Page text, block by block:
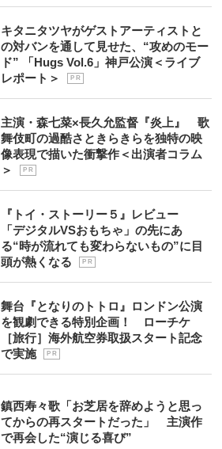
キタニタツヤがゲストアーティストと
の対バンを通して見せた、“攻めのモー
ド” 「Hugs Vol.6」神戸公演＜ライブ
レポート＞
P R
主演・森七菜×長久允監督『炎上』 歌
舞伎町の過酷さときらきらを独特の映
像表現で描いた衝撃作＜出演者コラム
＞
P R
『トイ・ストーリー５』レビュー
「デジタルVSおもちゃ」の先にあ
る“時が流れても変わらないもの”に目
頭が熱くなる
P R
舞台『となりのトトロ』ロンドン公演
を観劇できる特別企画！ ローチケ
［旅行］海外航空券取扱スタート記念
で実施
P R
鎮西寿々歌「お芝居を辞めようと思っ
てからの再スタートだった」 主演作
で再会した“演じる喜び”